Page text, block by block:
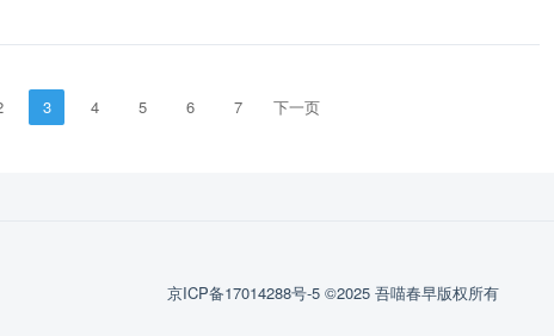
3 4 5 6 7 下一页
京ICP备17014288号-5 ©2025 吾喵春早版权所有